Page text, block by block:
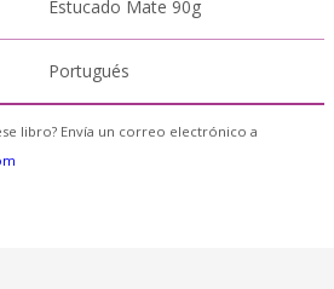
Estucado Mate 90g
Portugués
libro? Envía un correo electrónico a